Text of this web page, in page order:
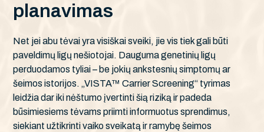
p anavimas
Net jei abu tėvai yra visiškai sveiki, jie vis tiek gali būti
paveldimų ligų nešiotojai. Dauguma genetinių ligų
perduodamos tyliai – be jokių ankstesnių simptomų ar
šeimos istorijos. „VISTA™ Carrier Screening“ tyrimas
leidžia dar iki nėštumo įvertinti šią riziką ir padeda
būsimiesiems tėvams priimti informuotus sprendimus,
siekiant užtikrinti vaiko sveikatą ir ramybę šeimos